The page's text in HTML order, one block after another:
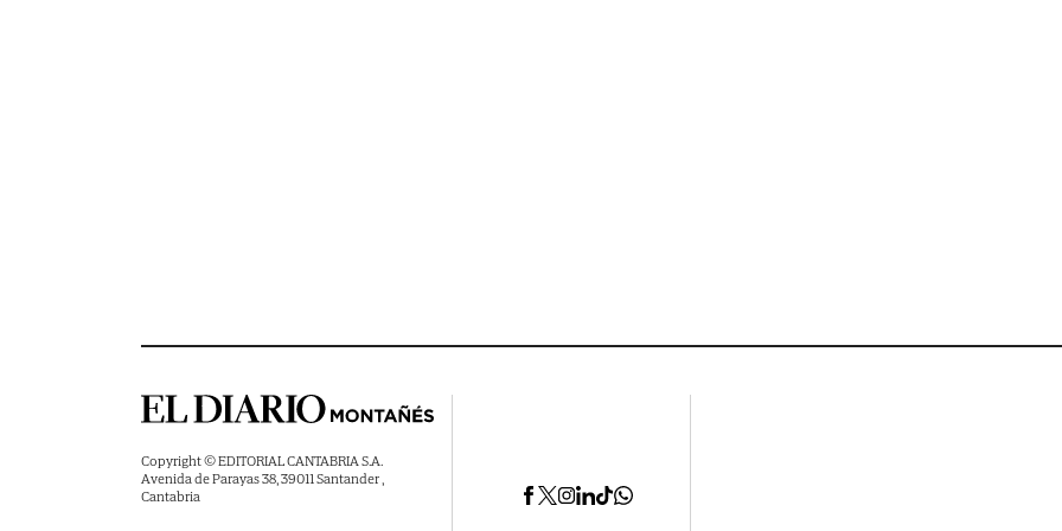
Copyright © EDITORIAL CANTABRIA S.A.
Avenida de Parayas 38, 39011 Santander ,
Cantabria